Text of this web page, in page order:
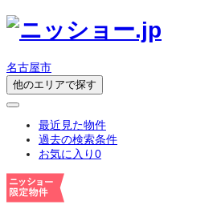
名古屋市
他のエリアで探す
最近見た物件
過去の検索条件
お気に入り0